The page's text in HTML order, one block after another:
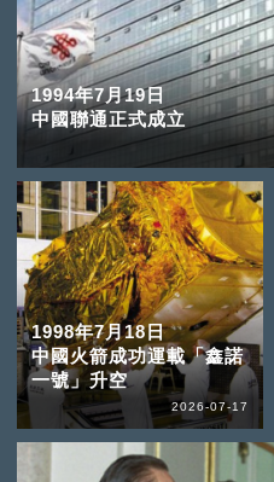
1994年7月19日
中國聯通正式成立
1998年7月18日
中國火箭成功運載「鑫諾
一號」升空
2026-07-17